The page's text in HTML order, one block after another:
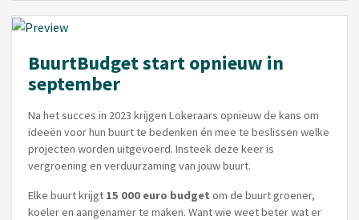
BuurtBudget start opnieuw in
september
Na het succes in 2023 krijgen Lokeraars opnieuw de kans om
ideeën voor hun buurt te bedenken én mee te beslissen welke
projecten worden uitgevoerd. Insteek deze keer is
vergroening en verduurzaming van jouw buurt.
Elke buurt krijgt 15 000 euro budget om de buurt groener,
koeler en aangenamer te maken. Want wie weet beter wat er